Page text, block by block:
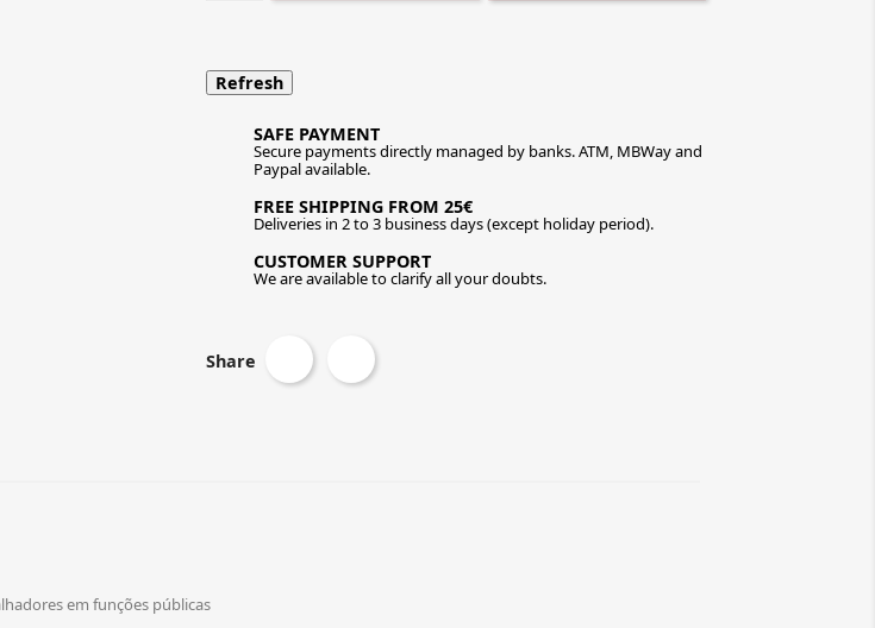
SAFE PAYMENT
Secure payments directly managed by banks. ATM, MBWay and
Paypal available.
FREE SHIPPING FROM 25€
Deliveries in 2 to 3 business days (except holiday period).
CUSTOMER SUPPORT
We are available to clarify all your doubts.
Share
em funções públicas